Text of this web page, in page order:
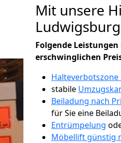
Mit unsere
Folgende
erschwinglichen
stabile
Beiladung nach
für Sie eine
Entrümpelung
Möbellift günstig